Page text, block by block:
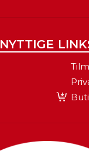
NYTTIGE